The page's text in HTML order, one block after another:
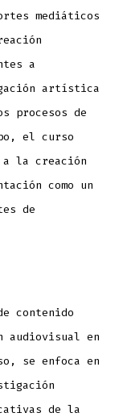
mediáticos
a
artística
procesos de
el curso
a la creación
como un
de
contenido
audiovisual en
se enfoca en
de la